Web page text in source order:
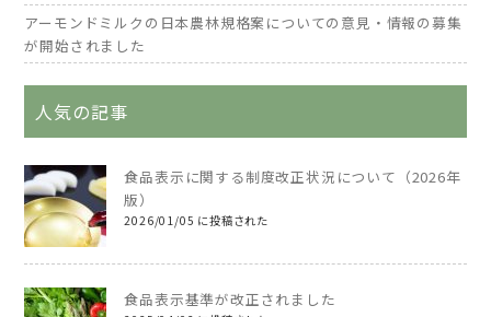
アーモンドミルクの日本農林規格案についての意見・情報の募集
が開始されました
人気の記事
食品表示に関する制度改正状況について（2026年
版）
2026/01/05 に投稿された
食品表示基準が改正されました